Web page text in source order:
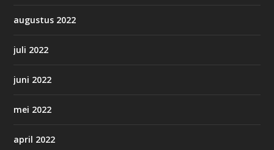
augustus 2022
juli 2022
juni 2022
mei 2022
april 2022